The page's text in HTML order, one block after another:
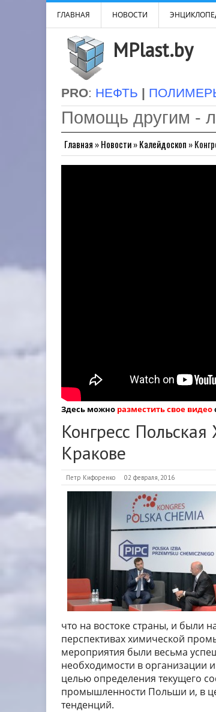
ГЛАВНАЯ НОВОСТИ
MPlast.by
PRO: НЕФТЬ |
Помощь другим -
Главная »Новости»Калейдоскоп »
Здесь можно разместить свое видео
Конгресс
Кракове
Петр Кифоренко 02 февраля, 2016
что на востоке страны, и были
перспективах химической
мероприятия были весьма
необходимости в организации
целью определения текущего
промышленности Польши и, в
тенденций.